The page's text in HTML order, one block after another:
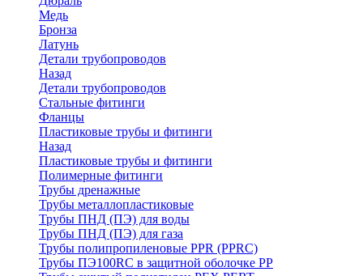
Медь
Бронза
Латунь
Детали трубопроводов
Назад
Детали трубопроводов
Стальные фитинги
Фланцы
Пластиковые трубы и фитинги
Назад
Пластиковые трубы и фитинги
Полимерные фитинги
Трубы дренажные
Трубы металлопластиковые
Трубы ПНД (ПЭ) для воды
Трубы ПНД (ПЭ) для газа
Трубы полипропиленовые PPR (PPRC)
Трубы ПЭ100RC в защитной оболочке PP